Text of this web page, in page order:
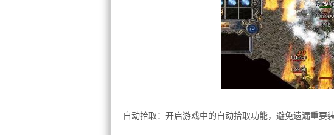
自动拾取：开启游戏中的自动拾取功能，避免遗漏重要装